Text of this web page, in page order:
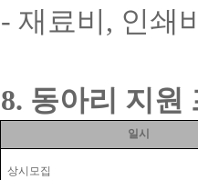
- 재료비 , 인쇄
8. 동아리 지원
일시
상시모집